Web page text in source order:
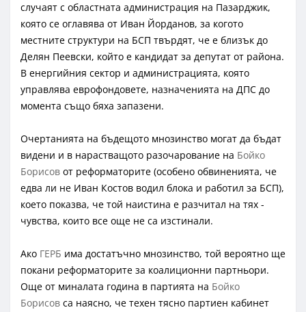
случаят с областната администрация на Пазарджик,
която се оглавява от Иван Йорданов, за когото
местните структури на БСП твърдят, че е близък до
Делян Пеевски, който е кандидат за депутат от района.
В енергийния сектор и администрацията, която
управлява еврофондовете, назначенията на ДПС до
момента също бяха запазени.
Очертанията на бъдещото мнозинство могат да бъдат
видени и в нарастващото разочарование на Бойко
Борисов от реформаторите (особено обвиненията, че
едва ли не Иван Костов водил блока и работил за БСП),
което показва, че той наистина е разчитал на тях -
чувства, които все още не са изстинали.
Ако ГЕРБ има достатъчно мнозинство, той вероятно ще
покани реформаторите за коалиционни партньори.
Още от миналата година в партията на Бойко
Борисов са наясно, че техен тясно партиен кабинет